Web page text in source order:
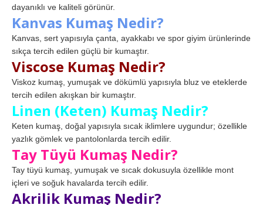
dayanıklı ve kaliteli görünür.
Kanvas Kumaş Nedir?
Kanvas, sert yapısıyla çanta, ayakkabı ve spor giyim ürünlerinde
sıkça tercih edilen güçlü bir kumaştır.
Viscose Kumaş Nedir?
Viskoz kumaş, yumuşak ve dökümlü yapısıyla bluz ve eteklerde
tercih edilen akışkan bir kumaştır.
Linen (Keten) Kumaş Nedir?
Keten kumaş, doğal yapısıyla sıcak iklimlere uygundur; özellikle
yazlık gömlek ve pantolonlarda tercih edilir.
Tay Tüyü Kumaş Nedir?
Tay tüyü kumaş, yumuşak ve sıcak dokusuyla özellikle mont
içleri ve soğuk havalarda tercih edilir.
Akrilik Kumaş Nedir?